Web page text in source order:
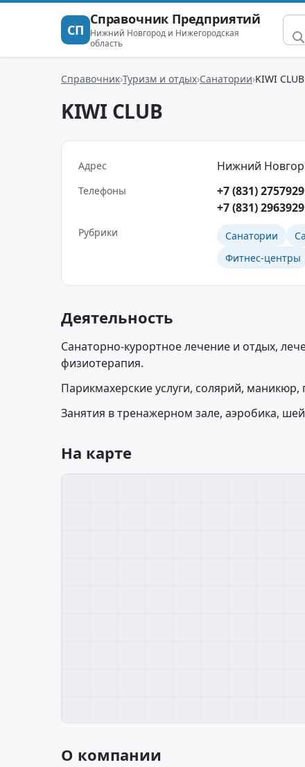
СП
Справочник Предприятий
Нижний Новгород и Нижегородская
область
Справочник Туризм и отдых Санатории KIWI CLUB
KIWI CLUB
Адрес Нижний
Телефоны
+7 (831) 2757929
+7 (831) 2963929
Рубрики Санатории
Фитнес-центры
Деятельность
Санаторно-курортное лечение и отдых,
физиотерапия.
Парикмахерские услуги, солярий,
Занятия в тренажерном зале, аэробика,
На карте
О компании